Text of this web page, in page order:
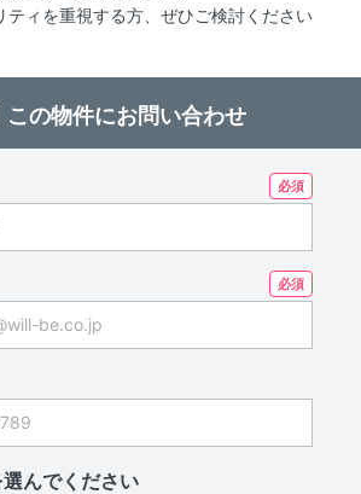
ティを重視する方、ぜひご検討ください
この物件にお問い合わせ
んでください